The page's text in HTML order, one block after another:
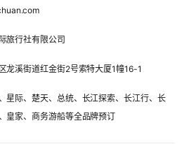
旅行社有限公司
龙溪街道红金街2号索特大厦1幢16-1
星际、楚天、总统、长江探索、长江行、长
皇家、商务游船等全品牌预订